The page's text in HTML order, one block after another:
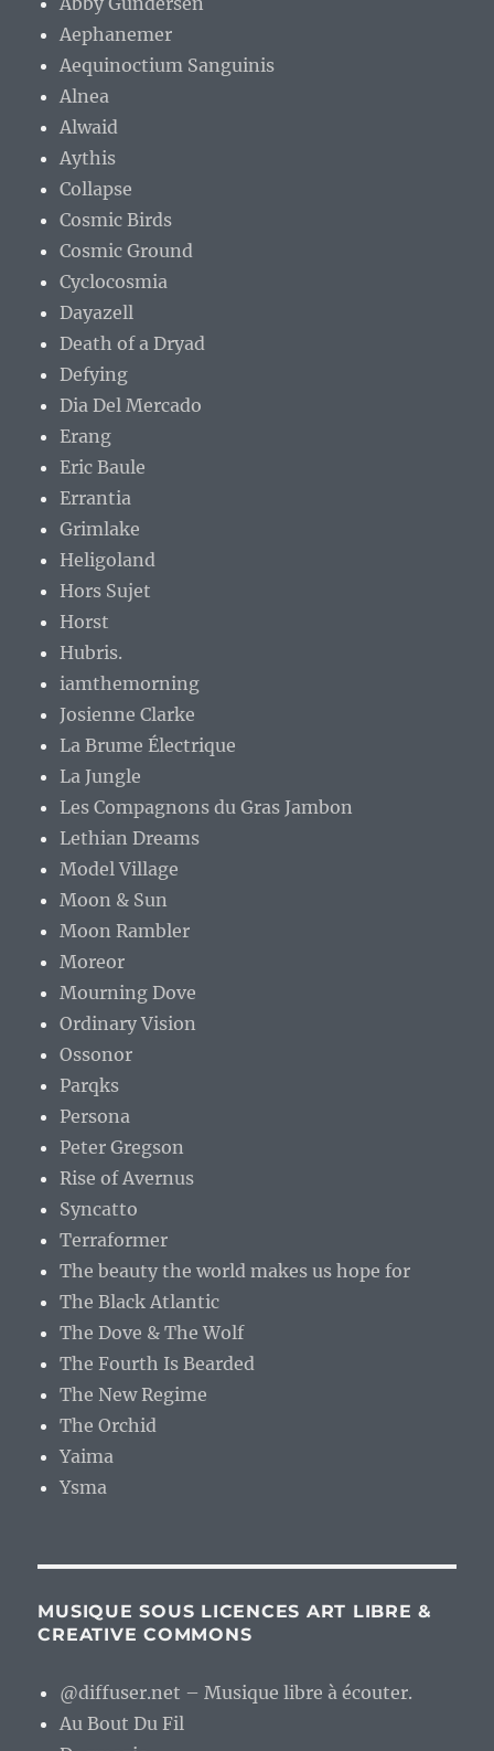
Aephanemer
Aequinoctium Sanguinis
Alnea
Alwaid
Aythis
Collapse
Cosmic Birds
Cosmic Ground
Cyclocosmia
Dayazell
Death of a Dryad
Defying
Dia Del Mercado
Erang
Eric Baule
Errantia
Grimlake
Heligoland
Hors Sujet
Horst
Hubris.
iamthemorning
Josienne Clarke
La Brume Électrique
La Jungle
Les Compagnons du Gras Jambon
Lethian Dreams
Model Village
Moon & Sun
Moon Rambler
Moreor
Mourning Dove
Ordinary Vision
Ossonor
Parqks
Persona
Peter Gregson
Rise of Avernus
Syncatto
Terraformer
The beauty the world makes us hope for
The Black Atlantic
The Dove & The Wolf
The Fourth Is Bearded
The New Regime
The Orchid
Yaima
Ysma
MUSIQUE SOUS LICENCES ART LIBRE &
CREATIVE COMMONS
@diffuser.net – Musique libre à écouter.
Au Bout Du Fil